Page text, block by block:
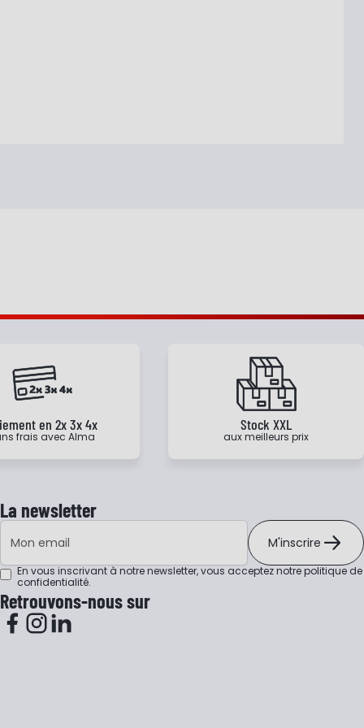
en 2x 3x 4x
frais avec Alma
Stock XXL
aux meilleurs prix
La newsletter
Adresse e-mail
M'inscrire
En vous inscrivant à notre newsletter, vous acceptez notrepolitique de
confidentialité.
Retrouvons-nous sur